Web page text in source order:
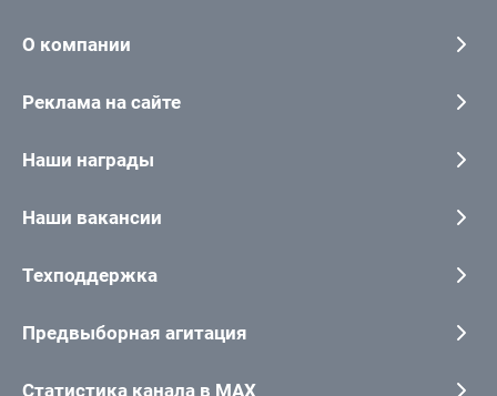
О компании
Реклама на сайте
Наши награды
Наши вакансии
Техподдержка
Предвыборная агитация
Статистика канала в MAX